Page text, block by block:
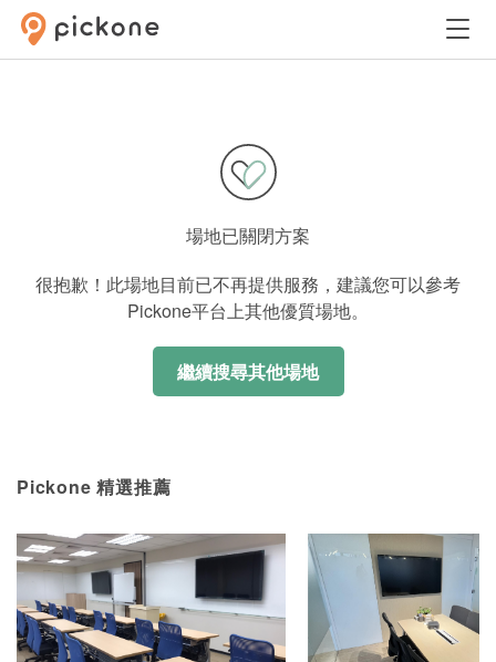
場地已關閉方案
很抱歉！此場地目前已不再提供服務，建議您可以參考
Pickone平台上其他優質場地。
繼續搜尋其他場地
Pickone 精選推薦